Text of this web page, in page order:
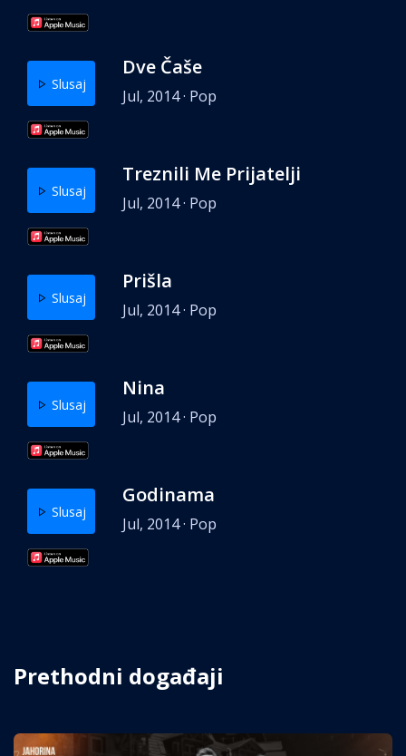
Slusaj
Dve Čaše
Jul, 2014 · Pop
Slusaj
Treznili Me Prijatelji
Jul, 2014 · Pop
Slusaj
Prišla
Jul, 2014 · Pop
Slusaj
Nina
Jul, 2014 · Pop
Slusaj
Godinama
Jul, 2014 · Pop
Prethodni događaji